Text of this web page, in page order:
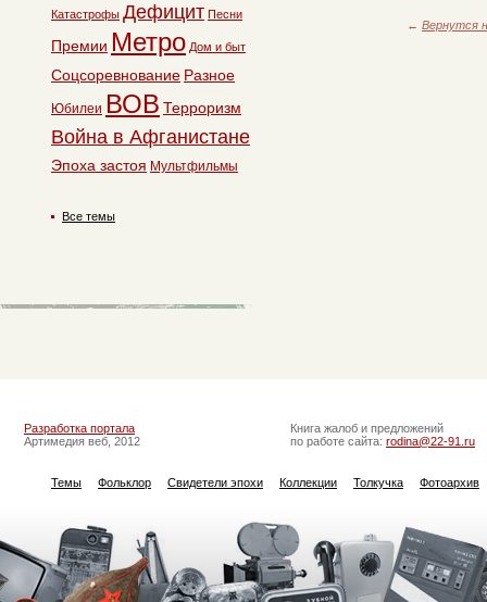
← Вернутся
Катастрофы Дефицит Песни
Премии Метро Дом и быт
Соцсоревнование Разное
Юбилеи ВОВ Терроризм
Война в Афганистане
Эпоха застоя Мультфильмы
Все темы
Разработка портала
Артимедия веб, 2012
Книга жалоб и предложений
по работе сайта: rodina@22-91.ru
Темы Фольклор Свидетели эпохи Коллекции Толкучка Фотоархив